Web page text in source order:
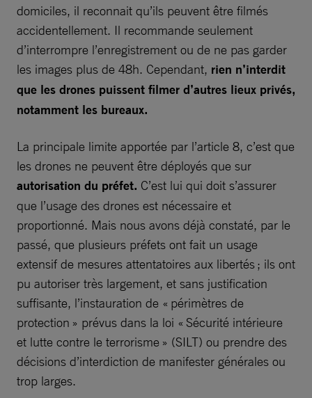
domiciles, il reconnait qu’ils peuvent être filmés
accidentellement. Il recommande seulement
d’interrompre l’enregistrement ou de ne pas garder
les images plus de 48h. Cependant, rien n’interdit
que les drones puissent filmer d’autres lieux privés,
notamment les bureaux.
La principale limite apportée par l’article 8, c’est que
les drones ne peuvent être déployés que sur
autorisation du préfet. C’est lui qui doit s’assurer
que l’usage des drones est nécessaire et
proportionné. Mais nous avons déjà constaté, par le
passé, que plusieurs préfets ont fait un usage
extensif de mesures attentatoires aux libertés ; ils ont
pu autoriser très largement, et sans justification
suffisante, l’instauration de « périmètres de
protection » prévus dans la loi « Sécurité intérieure
et lutte contre le terrorisme » (SILT) ou prendre des
décisions d’interdiction de manifester générales ou
trop larges.